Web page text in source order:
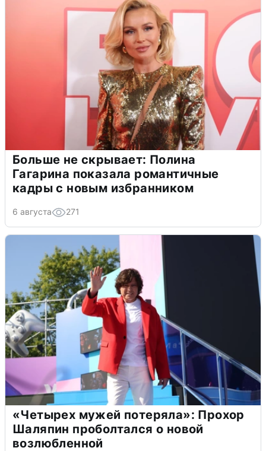
Больше не скрывает: Полина
Гагарина показала романтичные
кадры с новым избранником
6 августа 271
«Четырех мужей потеряла»: Прохор
Шаляпин проболтался о новой
возлюбленной